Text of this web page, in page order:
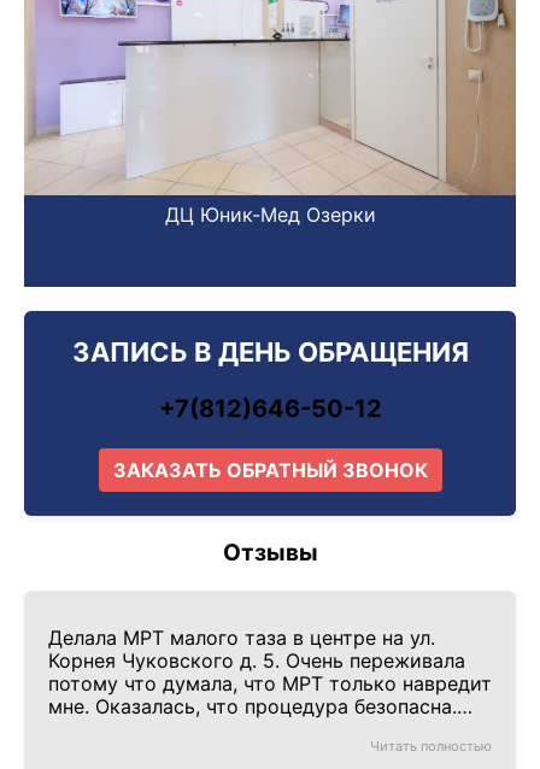
ДЦ Юник-Мед Озерки
ЗАПИСЬ В ДЕНЬ ОБРАЩЕНИЯ
+7(812)646-50-12
ЗАКАЗАТЬ ОБРАТНЫЙ ЗВОНОК
Отзывы
Делала МРТ малого таза в центре на ул.
Корнея Чуковского д. 5. Очень переживала
потому что думала, что МРТ только навредит
мне. Оказалась, что процедура безопасна.
Читать полностью